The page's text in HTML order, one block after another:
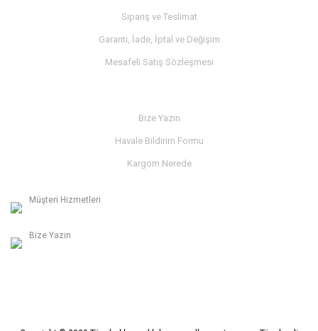
Sipariş ve Teslimat
Garanti, İade, İptal ve Değişim
Mesafeli Satış Sözleşmesi
Bize Yazın
Havale Bildirim Formu
Kargom Nerede
Müşteri Hizmetleri
Bize Yazın